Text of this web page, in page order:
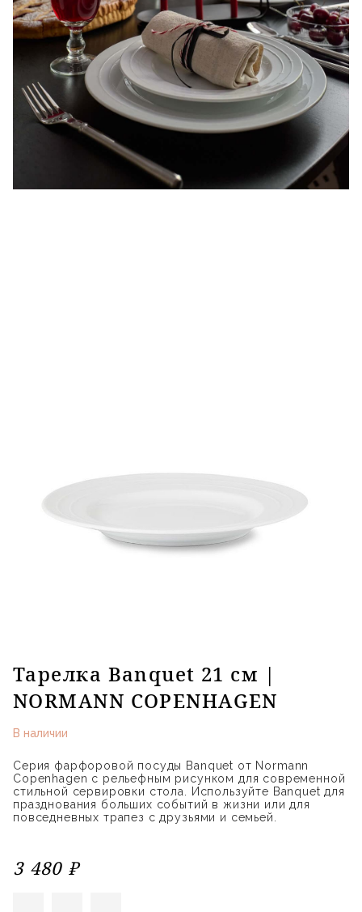
Тарелка Banquet 21 см |
NORMANN COPENHAGEN
В наличии
Серия фарфоровой посуды Banquet от Normann
Copenhagen с рельефным рисунком для современной
стильной сервировки стола. Используйте Banquet для
празднования больших событий в жизни или для
повседневных трапез с друзьями и семьей.
3 480 ₽